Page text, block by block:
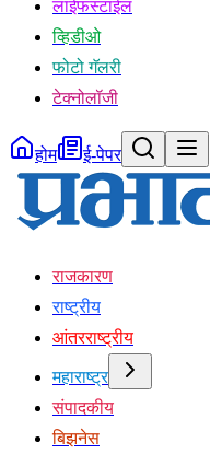
लाईफस्टाईल
व्हिडीओ
फोटो गॅलरी
टेक्नोलॉजी
होम ई-पेपर
राजकारण
राष्ट्रीय
आंतरराष्ट्रीय
महाराष्ट्र
संपादकीय
बिझनेस